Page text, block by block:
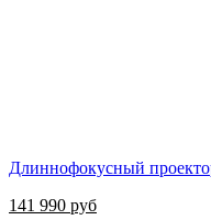
Длиннофокусный
141 990 руб